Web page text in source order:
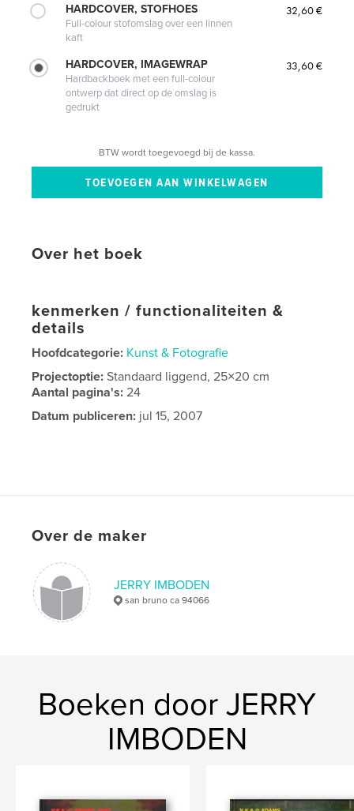
HARDCOVER, STOFHOES
Full-colour stofomslag over een linnen
kaft
32,60 €
HARDCOVER, IMAGEWRAP
Hardbackboek met een full-colour
ontwerp dat direct op de omslag is
gedrukt
33,60 €
BTW wordt toegevoegd bij de kassa.
Over het boek
kenmerken / functionaliteiten &
details
Hoofdcategorie: Kunst & Fotografie
Projectoptie:Standaard liggend, 25×20 cm
Aantal pagina's:24
Datum publiceren: jul 15, 2007
Over de maker
JERRY IMBODEN
san bruno ca 94066
Boeken door JERRY
IMBODEN